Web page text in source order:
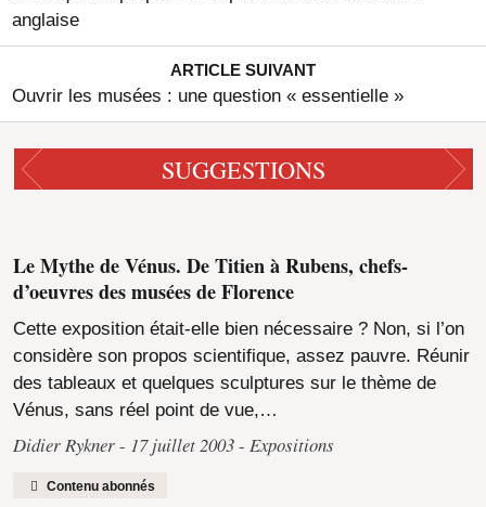
anglaise
ARTICLE SUIVANT
Ouvrir les musées : une question « essentielle »
SUGGESTIONS
Le Mythe de Vénus. De Titien à Rubens, chefs-
d’oeuvres des musées de Florence
Cette exposition était-elle bien nécessaire ? Non, si l’on
considère son propos scientifique, assez pauvre. Réunir
des tableaux et quelques sculptures sur le thème de
Vénus, sans réel point de vue,…
Didier Rykner 17 juillet 2003 Expositions
Contenu abonnés